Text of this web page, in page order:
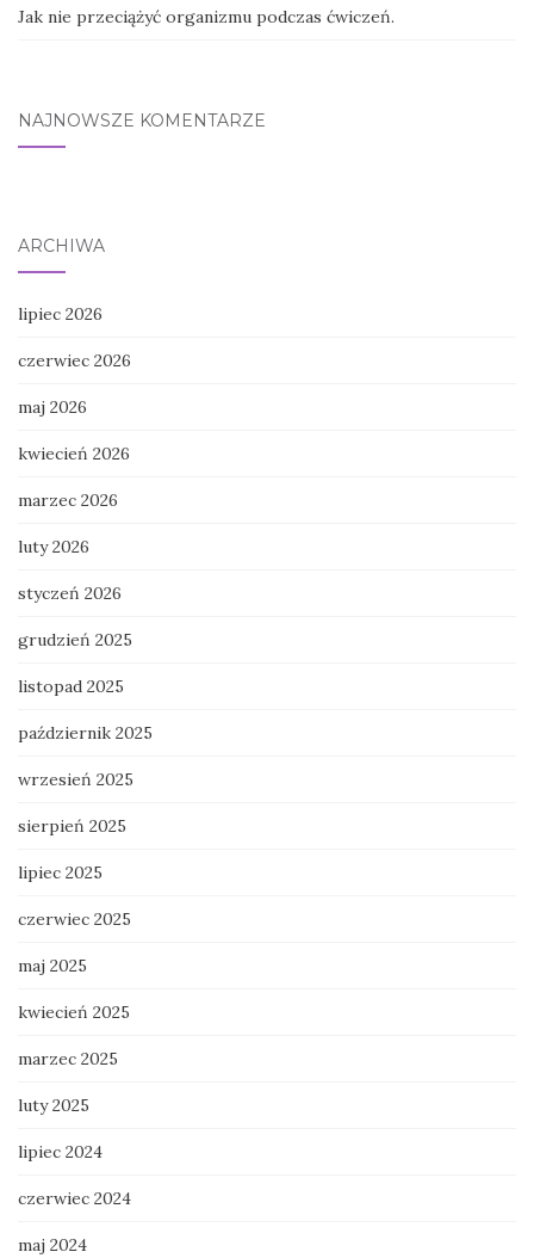
Jak nie przeciążyć organizmu podczas ćwiczeń.
NAJNOWSZE KOMENTARZE
ARCHIWA
lipiec 2026
czerwiec 2026
maj 2026
kwiecień 2026
marzec 2026
luty 2026
styczeń 2026
grudzień 2025
listopad 2025
październik 2025
wrzesień 2025
sierpień 2025
lipiec 2025
czerwiec 2025
maj 2025
kwiecień 2025
marzec 2025
luty 2025
lipiec 2024
czerwiec 2024
maj 2024